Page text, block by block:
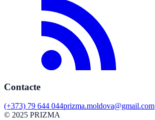
Contacte
(+373) 79 644 044prizma.moldova@gmail.com
© 2025 PRIZMA